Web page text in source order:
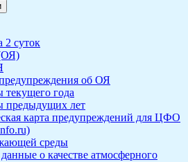
2 суток
об ОЯ
года
предыдущих лет
карта предупреждений для ЦФО
среды
о качестве атмосферного